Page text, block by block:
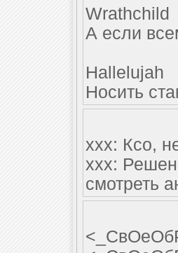
Wrathchild
А если
Hallelujah
Носить
ххх: Ксо,
ххх:
смотреть